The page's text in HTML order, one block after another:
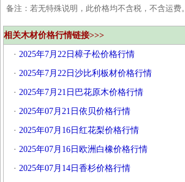
备注：若无特殊说明，此价格均不含税，不含运费。
相关木材价格行情链接>>>
· 2025年7月22日樟子松价格行情
· 2025年7月22日沙比利板材价格行情
· 2025年7月21日巴花原木价格行情
· 2025年07月21日依贝价格行情
· 2025年07月16日红花梨价格行情
· 2025年07月16日欧洲白橡价格行情
· 2025年07月14日香杉价格行情